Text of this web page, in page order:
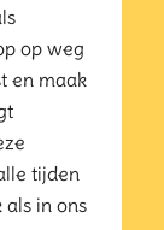
op weg
en maak
tijden
in ons